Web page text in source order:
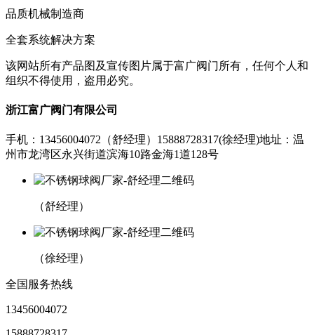
品质机械制造商
全套系统解决方案
该网站所有产品图及宣传图片属于富广阀门所有，任何个人和
组织不得使用，盗用必究。
浙江富广阀门有限公司
手机：13456004072（舒经理） 15888728317(徐经理)地址：温
州市龙湾区永兴街道滨海10路金海1道128号
（舒经理）
（徐经理）
全国服务热线
13456004072